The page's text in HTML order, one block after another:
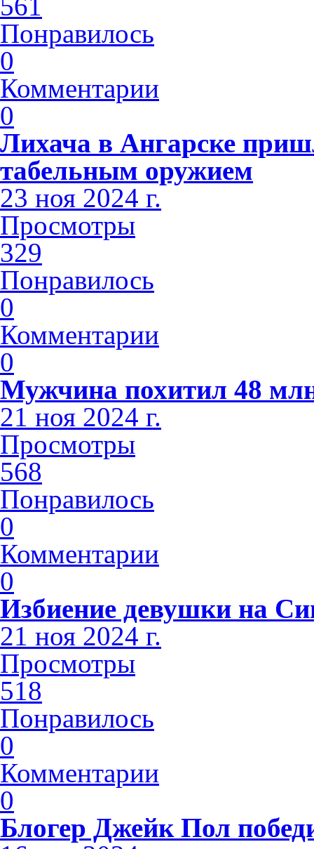
Понравилось
0
Комментарии
0
Лихача в Ангарске
табельным оружием
23 ноя 2024 г.
Просмотры
329
Понравилось
0
Комментарии
0
Мужчина похитил 48
21 ноя 2024 г.
Просмотры
568
Понравилось
0
Комментарии
0
Избиение девушки на
21 ноя 2024 г.
Просмотры
518
Понравилось
0
Комментарии
0
Блогер Джейк Пол